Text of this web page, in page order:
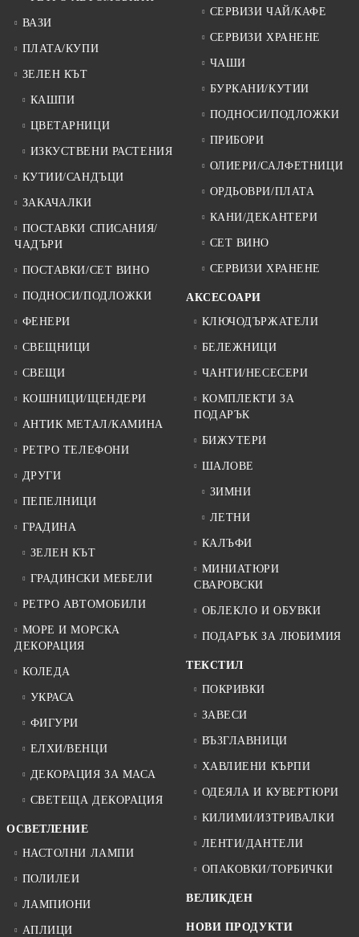
ВАЗИ
ПЛАТА/КУПИ
ЗЕЛЕН КЪТ
КАШПИ
ЦВЕТАРНИЦИ
ИЗКУСТВЕНИ РАСТЕНИЯ
КУТИИ/САНДЪЦИ
ЗАКАЧАЛКИ
ПОСТАВКИ СПИСАНИЯ/
ЧАДЪРИ
ПОСТАВКИ/СЕТ ВИНО
ПОДНОСИ/ПОДЛОЖКИ
ФЕНЕРИ
СВЕЩНИЦИ
СВЕЩИ
КОШНИЦИ/ЩЕНДЕРИ
АНТИК МЕТАЛ/КАМИНА
РЕТРО ТЕЛЕФОНИ
ДРУГИ
ПЕПЕЛНИЦИ
ГРАДИНА
ЗЕЛЕН КЪТ
ГРАДИНСКИ МЕБЕЛИ
РЕТРО АВТОМОБИЛИ
МОРЕ И МОРСКА
ДЕКОРАЦИЯ
КОЛЕДА
УКРАСА
ФИГУРИ
ЕЛХИ/ВЕНЦИ
ДЕКОРАЦИЯ ЗА МАСА
СВЕТЕЩА ДЕКОРАЦИЯ
ОСВЕТЛЕНИЕ
НАСТОЛНИ ЛАМПИ
ПОЛИЛЕИ
ЛАМПИОНИ
АПЛИЦИ
СЕРВИЗИ ЧАЙ/КАФЕ
СЕРВИЗИ ХРАНЕНЕ
ЧАШИ
БУРКАНИ/КУТИИ
ПОДНОСИ/ПОДЛОЖКИ
ПРИБОРИ
ОЛИЕРИ/САЛФЕТНИЦИ
ОРДЬОВРИ/ПЛАТА
КАНИ/ДЕКАНТЕРИ
СЕТ ВИНО
СЕРВИЗИ ХРАНЕНЕ
АКСЕСОАРИ
КЛЮЧОДЪРЖАТЕЛИ
БЕЛЕЖНИЦИ
ЧАНТИ/НЕСЕСЕРИ
КОМПЛЕКТИ ЗА
ПОДАРЪК
БИЖУТЕРИ
ШАЛОВЕ
ЗИМНИ
ЛЕТНИ
КАЛЪФИ
МИНИАТЮРИ
СВАРОВСКИ
ОБЛЕКЛО И ОБУВКИ
ПОДАРЪК ЗА ЛЮБИМИЯ
ТЕКСТИЛ
ПОКРИВКИ
ЗАВЕСИ
ВЪЗГЛАВНИЦИ
ХАВЛИЕНИ КЪРПИ
ОДЕЯЛА И КУВЕРТЮРИ
КИЛИМИ/ИЗТРИВАЛКИ
ЛЕНТИ/ДАНТЕЛИ
ОПАКОВКИ/ТОРБИЧКИ
ВЕЛИКДЕН
НОВИ ПРОДУКТИ